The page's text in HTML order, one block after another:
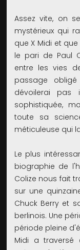
Assez vite, on
mystérieux qui
que X Midi et
le pari de Paul
entre les vies
passage
dévoilerai pas
sophistiquée,
toute sa
méticuleuse qui
Le plus
biographie de
Colize nous fait
sur une
Chuck Berry et
berlinois. Une
période pleine
Midi a